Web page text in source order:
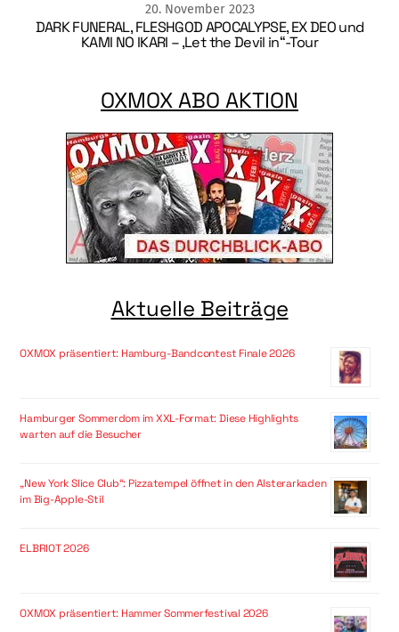
20. November 2023
DARK FUNERAL, FLESHGOD APOCALYPSE, EX DEO und
KAMI NO IKARI – ‚Let the Devil in“-Tour
OXMOX ABO AKTION
Aktuelle Beiträge
OXMOX präsentiert: Hamburg-Bandcontest Finale 2026
Hamburger Sommerdom im XXL-Format: Diese Highlights
warten auf die Besucher
„New York Slice Club“: Pizzatempel öffnet in den Alsterarkaden
im Big-Apple-Stil
ELBRIOT 2026
OXMOX präsentiert: Hammer Sommerfestival 2026